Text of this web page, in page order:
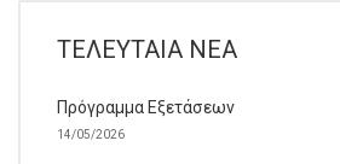
ΤΕΛΕΥΤΑΊΑ ΝΈΑ
Πρόγραμμα Εξετάσεων
14/05/2026